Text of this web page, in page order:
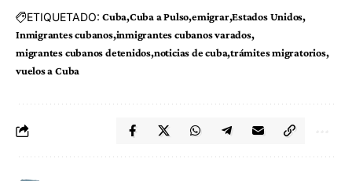
ETIQUETADO: Cuba Cuba a Pulso emigrar Estados Unidos
Inmigrantes cubanos inmigrantes cubanos varados
migrantes cubanos detenidos noticias de cuba trámites migratorios
vuelos a Cuba